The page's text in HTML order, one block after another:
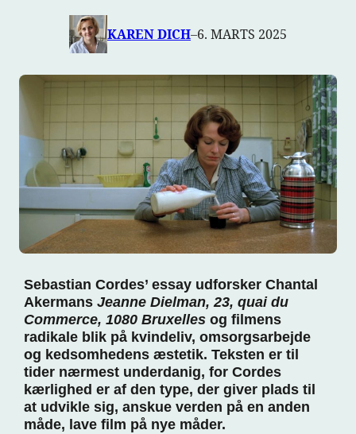
KAREN DICH–6. MARTS 2025
Sebastian Cordes’ essay udforsker Chantal
AkermansJeanne Dielman, 23, quai du
Commerce, 1080 Bruxelles og filmens
radikale blik på kvindeliv, omsorgsarbejde
og kedsomhedens æstetik. Teksten er til
tider nærmest underdanig, for Cordes
kærlighed er af den type, der giver plads til
at udvikle sig, anskue verden på en anden
måde, lave film på nye måder.